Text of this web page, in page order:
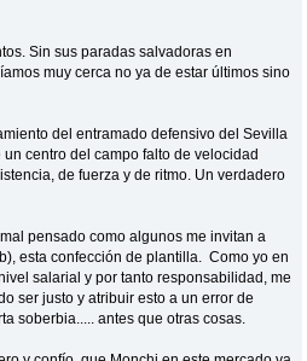
Sin sus paradas salvadoras en
muy cerca no ya de estar últimos sino
del entramado defensivo del Sevilla
centro del campo falto de velocidad
de fuerza y de ritmo. Un verdadero
pensado como algunos me invitan a
esta confección de plantilla. Como yo en
salarial y por tanto responsabilidad, me
ser justo y atribuir esto a un error de
soberbia..... antes que otras cosas.